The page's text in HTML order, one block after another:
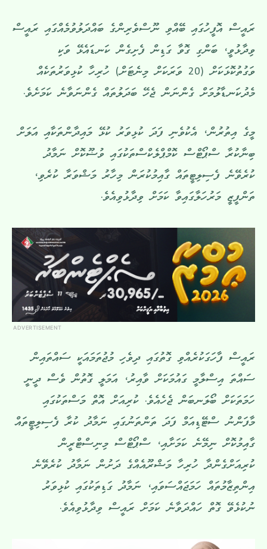
ރައީސް އޮފީހުގައި ބޭއްވި ނޫސްވެރިންގެ ބައްދަލުވުމެއްގައި ރައީސް
ވިދާޅުވީ، ބަންގި ގޮވާ ގަޑިން ފެށިގެން ކަނޑައެޅޭ ވަކި
ވަގުތުކޮޅަކަށް (20 ވަރަކަށް މިނެޓަށް) ހުރިހާ ކުޅިވަރުތަކެއް
މެދުކަނޑާލުމަށް ގެންނަން ޖެހޭ ބަދަލުތައް ގެންނަވާނެ ކަމަށެވެ.
މީގެ އިތުރުން، އެކުވެނި ފަދަ ކުޅިވަރު ކުޅޭ މައިދާންތަކާއި އަލަށް
ބިނާކުރާ ސްޕޯޓްސް ކޮމްޕްލެކްސްތަކުގައި ވުޟޫކޮށް ނަމާދު
ކުރެވޭނެ ފެސިލިޓީތައް ގާއިމުކުރަން މިހާރު މަޝްވަރާ ކުރެވި،
ތަންފީޒީ މަރުހަލާގައިވާ ކަމަށް ވިދާޅުވިއެވެ.
ADVERTISEMENT
ރައީސް ފާހަގަކުރެއްވި ގޮތުގައި ދިވެހި މުޖުތަމައަކީ ސައްތައިން
ސައްތަ އިސްލާމީ ގައުމަކަށް ވާއިރު، އަމަލީ ގޮތުން ވެސް ދީނީ
ހަމަތަކަށް ބޯލަނބަން ޖެހެއެވެ. ކުރިއަށް އޮތް މަސްތަކުގައި
މާފަންނު ސްޓޭޑިއަމް ފަދަ ތަންތަނުގައި ނަމާދު ކުރާ ފެސިލިޓީތައް
ގާއިމުކޮށް ނިމޭނެ ކަމަށާއި، ސްޕޯޓްސް މިނިސްޓްރީން
ކުރިއަށްގެންދާ ހުރިހާ މަޝްރޫއެއްގެ ދަށުން ނަމާދު ކުރެވޭނެ
އިންތިޒާމުތައް ހަމަޖައްސަވައި، ނަމާދު ގަޑިތަކުގައި ކުޅިވަރު
ނުކުޅެވޭ ގޮތް ހައްދަވާނެ ކަމަށް ރައީސް ވިދާޅުވިއެވެ.